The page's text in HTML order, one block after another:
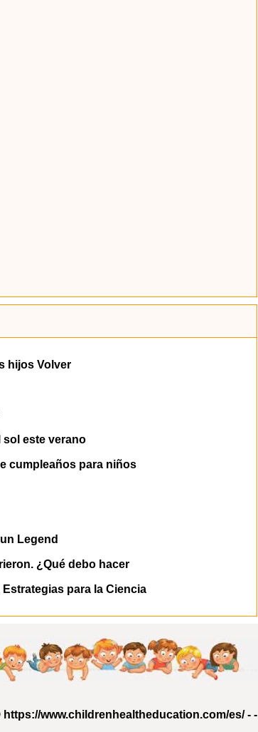
hijos Volver
sol este verano
cumpleaños para niños
Legend
¿Qué debo hacer
para la Ciencia
www.childrenhealtheducation.com/es/ - -